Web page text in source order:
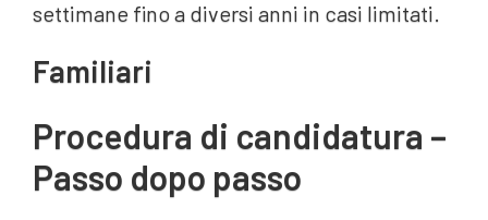
settimane fino a diversi anni in casi limitati.
Familiari
Procedura di candidatura –
Passo dopo passo